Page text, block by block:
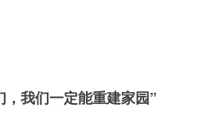
我们一定能重建家园”